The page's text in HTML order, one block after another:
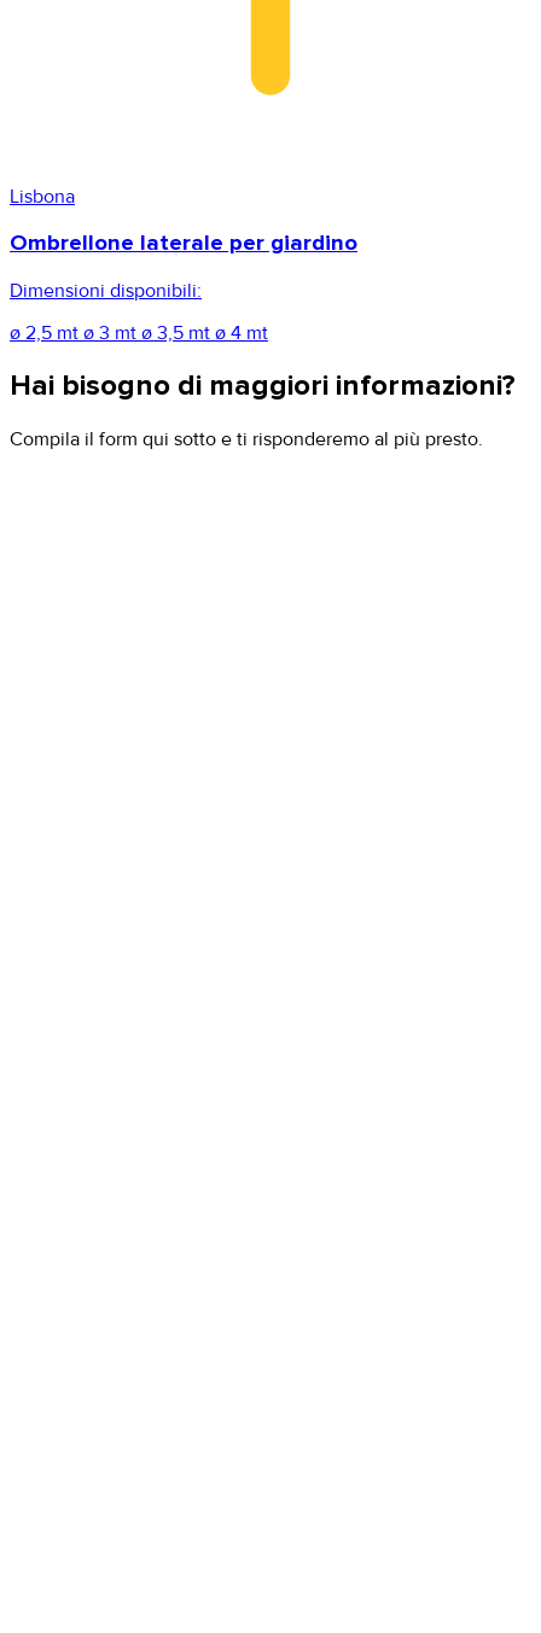
Lisbona
Ombrellone laterale per giardino
Dimensioni disponibili:
ø 2,5 mt ø 3 mt ø 3,5 mt ø 4 mt
Hai bisogno di maggiori informazioni?
Compila il form qui sotto e ti risponderemo al più presto.